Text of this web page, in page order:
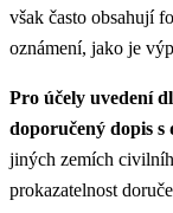
však často obsahují
oznámení, jako je
Pro účely uvedení
doporučený dopis s
jiných zemích
prokazatelnost